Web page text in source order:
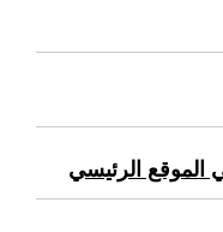
الموقع الرئيسي